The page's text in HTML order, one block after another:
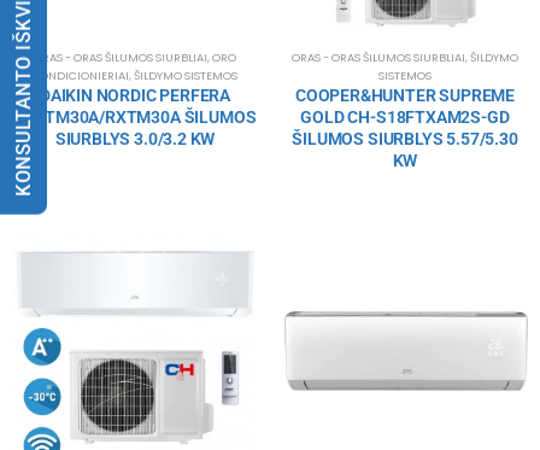
ORAS - ORAS ŠILUMOS SIURBLIAI,ORO
KONDICIONIERIAI,ŠILDYMO SISTEMOS
DAIKIN NORDIC PERFERA
FTXTM30A/RXTM30A ŠILUMOS
SIURBLYS 3.0/3.2 KW
ORAS - ORAS ŠILUMOS SIURBLIAI,ŠILDYMO
SISTEMOS
COOPER&HUNTER SUPREME
GOLD CH-S18FTXAM2S-GD
ŠILUMOS SIURBLYS 5.57/5.30
KW
KONSULTANTO IŠKVIETIMAS